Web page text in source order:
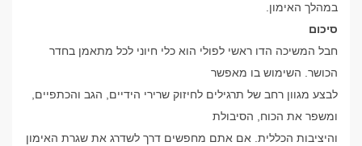
במהלך האימון.
סיכום
חבל המשיכה הדו ראשי לפולי הוא כלי חיוני לכל מתאמן בחדר
הכושר. השימוש בו מאפשר
לבצע מגוון רחב של תרגילים לחיזוק שרירי הידיים, הגב והכתפיים,
ומשפר את הכוח, הסיבולת
והיציבות הכללית. אם אתם מחפשים דרך לשדרג את שגרת האימון